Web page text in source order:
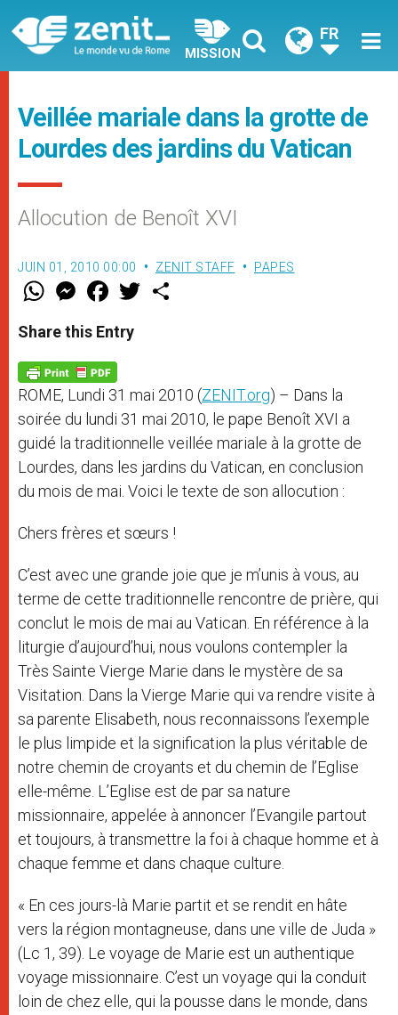
MISSION
FR
Veillée mariale dans la grotte de
Lourdes des jardins du Vatican
Allocution de Benoît XVI
JUIN 01, 2010 00:00 ZENIT STAFF PAPES
W
t
s
p
p
M
e
s
e
g
e
r
F
a
e
b
o
k
w
Share this Entry
ROME, Lundi 31 mai 2010 (ZENIT.org) – Dans la
soirée du lundi 31 mai 2010, le pape Benoît XVI a
guidé la traditionnelle veillée mariale à la grotte de
Lourdes, dans les jardins du Vatican, en conclusion
du mois de mai. Voici le texte de son allocution :
Chers frères et sœurs !
C’est avec une grande joie que je m’unis à vous, au
terme de cette traditionnelle rencontre de prière, qui
conclut le mois de mai au Vatican. En référence à la
liturgie d’aujourd’hui, nous voulons contempler la
Très Sainte Vierge Marie dans le mystère de sa
Visitation. Dans la Vierge Marie qui va rendre visite à
sa parente Elisabeth, nous reconnaissons l’exemple
le plus limpide et la signification la plus véritable de
notre chemin de croyants et du chemin de l’Eglise
elle-même. L’Eglise est de par sa nature
missionnaire, appelée à annoncer l’Evangile partout
et toujours, à transmettre la foi à chaque homme et à
chaque femme et dans chaque culture.
« En ces jours-là Marie partit et se rendit en hâte
vers la région montagneuse, dans une ville de Juda »
(Lc 1, 39). Le voyage de Marie est un authentique
voyage missionnaire. C’est un voyage qui la conduit
loin de chez elle, qui la pousse dans le monde, dans